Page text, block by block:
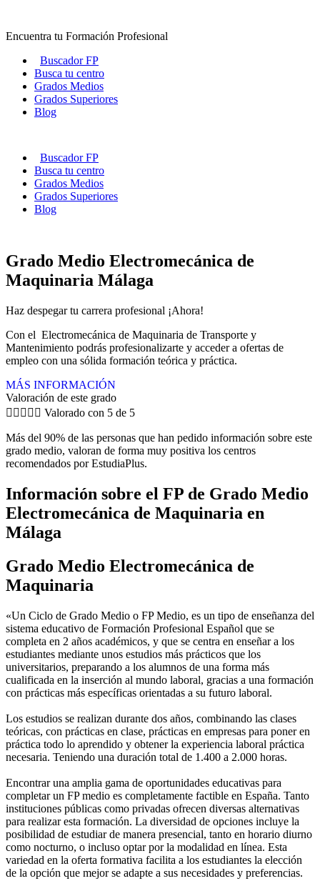
contenido
Encuentra tu Formación Profesional
Buscador FP
Busca tu centro
Grados Medios
Grados Superiores
Blog
Buscador FP
Busca tu centro
Grados Medios
Grados Superiores
Blog
Grado Medio Electromecánica de
Maquinaria Málaga
Haz despegar tu carrera profesional ¡Ahora!
Con el Electromecánica de Maquinaria de Transporte y
Mantenimiento podrás profesionalizarte y acceder a ofertas de
empleo con una sólida formación teórica y práctica.
MÁS INFORMACIÓN
Valoración de este grado
     Valorado con 5 de 5
Más del 90% de las personas que han pedido información sobre este
grado medio, valoran de forma muy positiva los centros
recomendados por EstudiaPlus.
Información sobre el FP de Grado Medio
Electromecánica de Maquinaria en
Málaga
Grado Medio Electromecánica de
Maquinaria
«Un Ciclo de Grado Medio o FP Medio, es un tipo de enseñanza del
sistema educativo de Formación Profesional Español que se
completa en 2 años académicos, y que se centra en enseñar a los
estudiantes mediante unos estudios más prácticos que los
universitarios, preparando a los alumnos de una forma más
cualificada en la inserción al mundo laboral, gracias a una formación
con prácticas más específicas orientadas a su futuro laboral.
Los estudios se realizan durante dos años, combinando las clases
teóricas, con prácticas en clase, prácticas en empresas para poner en
práctica todo lo aprendido y obtener la experiencia laboral práctica
necesaria. Teniendo una duración total de 1.400 a 2.000 horas.
Encontrar una amplia gama de oportunidades educativas para
completar un FP medio es completamente factible en España. Tanto
instituciones públicas como privadas ofrecen diversas alternativas
para realizar esta formación. La diversidad de opciones incluye la
posibilidad de estudiar de manera presencial, tanto en horario diurno
como nocturno, o incluso optar por la modalidad en línea. Esta
variedad en la oferta formativa facilita a los estudiantes la elección
de la opción que mejor se adapte a sus necesidades y preferencias.